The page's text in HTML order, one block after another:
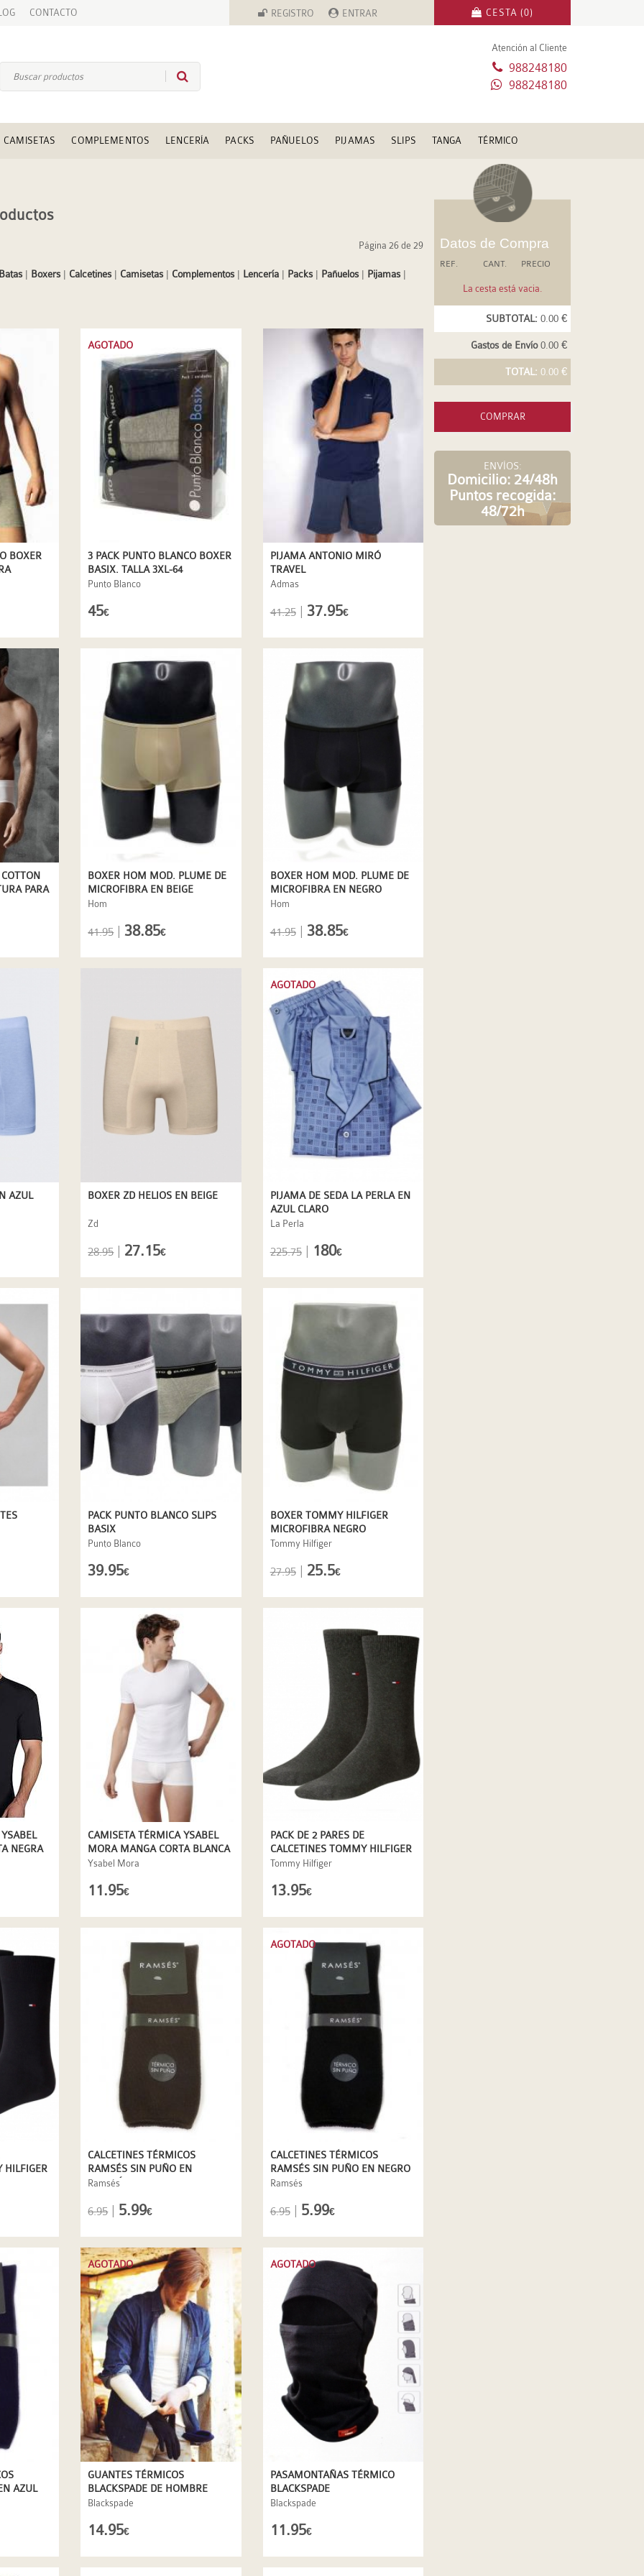
CONTACTO REGISTRO ENTRAR CESTA (0)
Atención al Cliente
988248180
988248180
CAMISETAS COMPLEMENTOS LENCERÍA PACKS PAÑUELOS PIJAMAS SLIPS TANGA TÉRMICO
Página 26 de 29
Batas | Boxers | Calcetines | Camisetas | Complementos | Lencería | Packs | Pañuelos | Pijamas |
BOXER
3 PACK PUNTO BLANCO BOXER
BASIX. TALLA 3XL-64
Punto Blanco
AGOTADO
45€
PIJAMA ANTONIO MIRÓ
TRAVEL
Admas
41.25| 37.95€
PARA
BOXER HOM MOD. PLUME DE
MICROFIBRA EN BEIGE
Hom
41.95| 38.85€
BOXER HOM MOD. PLUME DE
MICROFIBRA EN NEGRO
Hom
41.95| 38.85€
AZUL
BOXER ZD HELIOS EN BEIGE
Zd
28.95| 27.15€
PIJAMA DE SEDA LA PERLA EN
AZUL CLARO
La Perla
AGOTADO
225.75| 180€
PACK PUNTO BLANCO SLIPS
BASIX
Punto Blanco
39.95€
BOXER TOMMY HILFIGER
MICROFIBRA NEGRO
Tommy Hilfiger
27.95| 25.5€
NEGRA
CAMISETA TÉRMICA YSABEL
MORA MANGA CORTA BLANCA
Ysabel Mora
11.95€
PACK DE 2 PARES DE
CALCETINES TOMMY HILFIGER
EN GRIS ANTRACITA
Tommy Hilfiger
13.95€
HILFIGER
CALCETINES TÉRMICOS
RAMSÉS SIN PUÑO EN
MARRÓN
Ramsés
6.95| 5.99€
CALCETINES TÉRMICOS
RAMSÉS SIN PUÑO EN NEGRO
Ramsés
AGOTADO
6.95| 5.99€
AZUL
GUANTES TÉRMICOS
BLACKSPADE DE HOMBRE
Blackspade
AGOTADO
14.95€
PASAMONTAÑAS TÉRMICO
BLACKSPADE
Blackspade
AGOTADO
11.95€
Datos de Compra
REF. CANT. PRECIO
La cesta está vacia.
SUBTOTAL: 0.00 €
Gastos de Envío0.00 €
TOTAL: 0.00 €
COMPRAR
ENVÍOS:
Domicilio: 24/48h
Puntos recogida:
48/72h